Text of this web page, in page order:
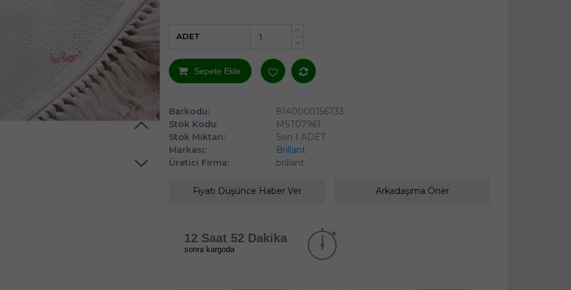
+
ADET
Sepete Ekle
Barkodu:
8140000156733
Stok Kodu:
MST07961
Stok Miktarı:
Son 1 ADET
Markası:
Brillant
Üretici Firma:
brillant
Fiyatı Düşünce Haber Ver Arkadaşıma Öner
12 Saat 52 Dakika
sonra kargoda